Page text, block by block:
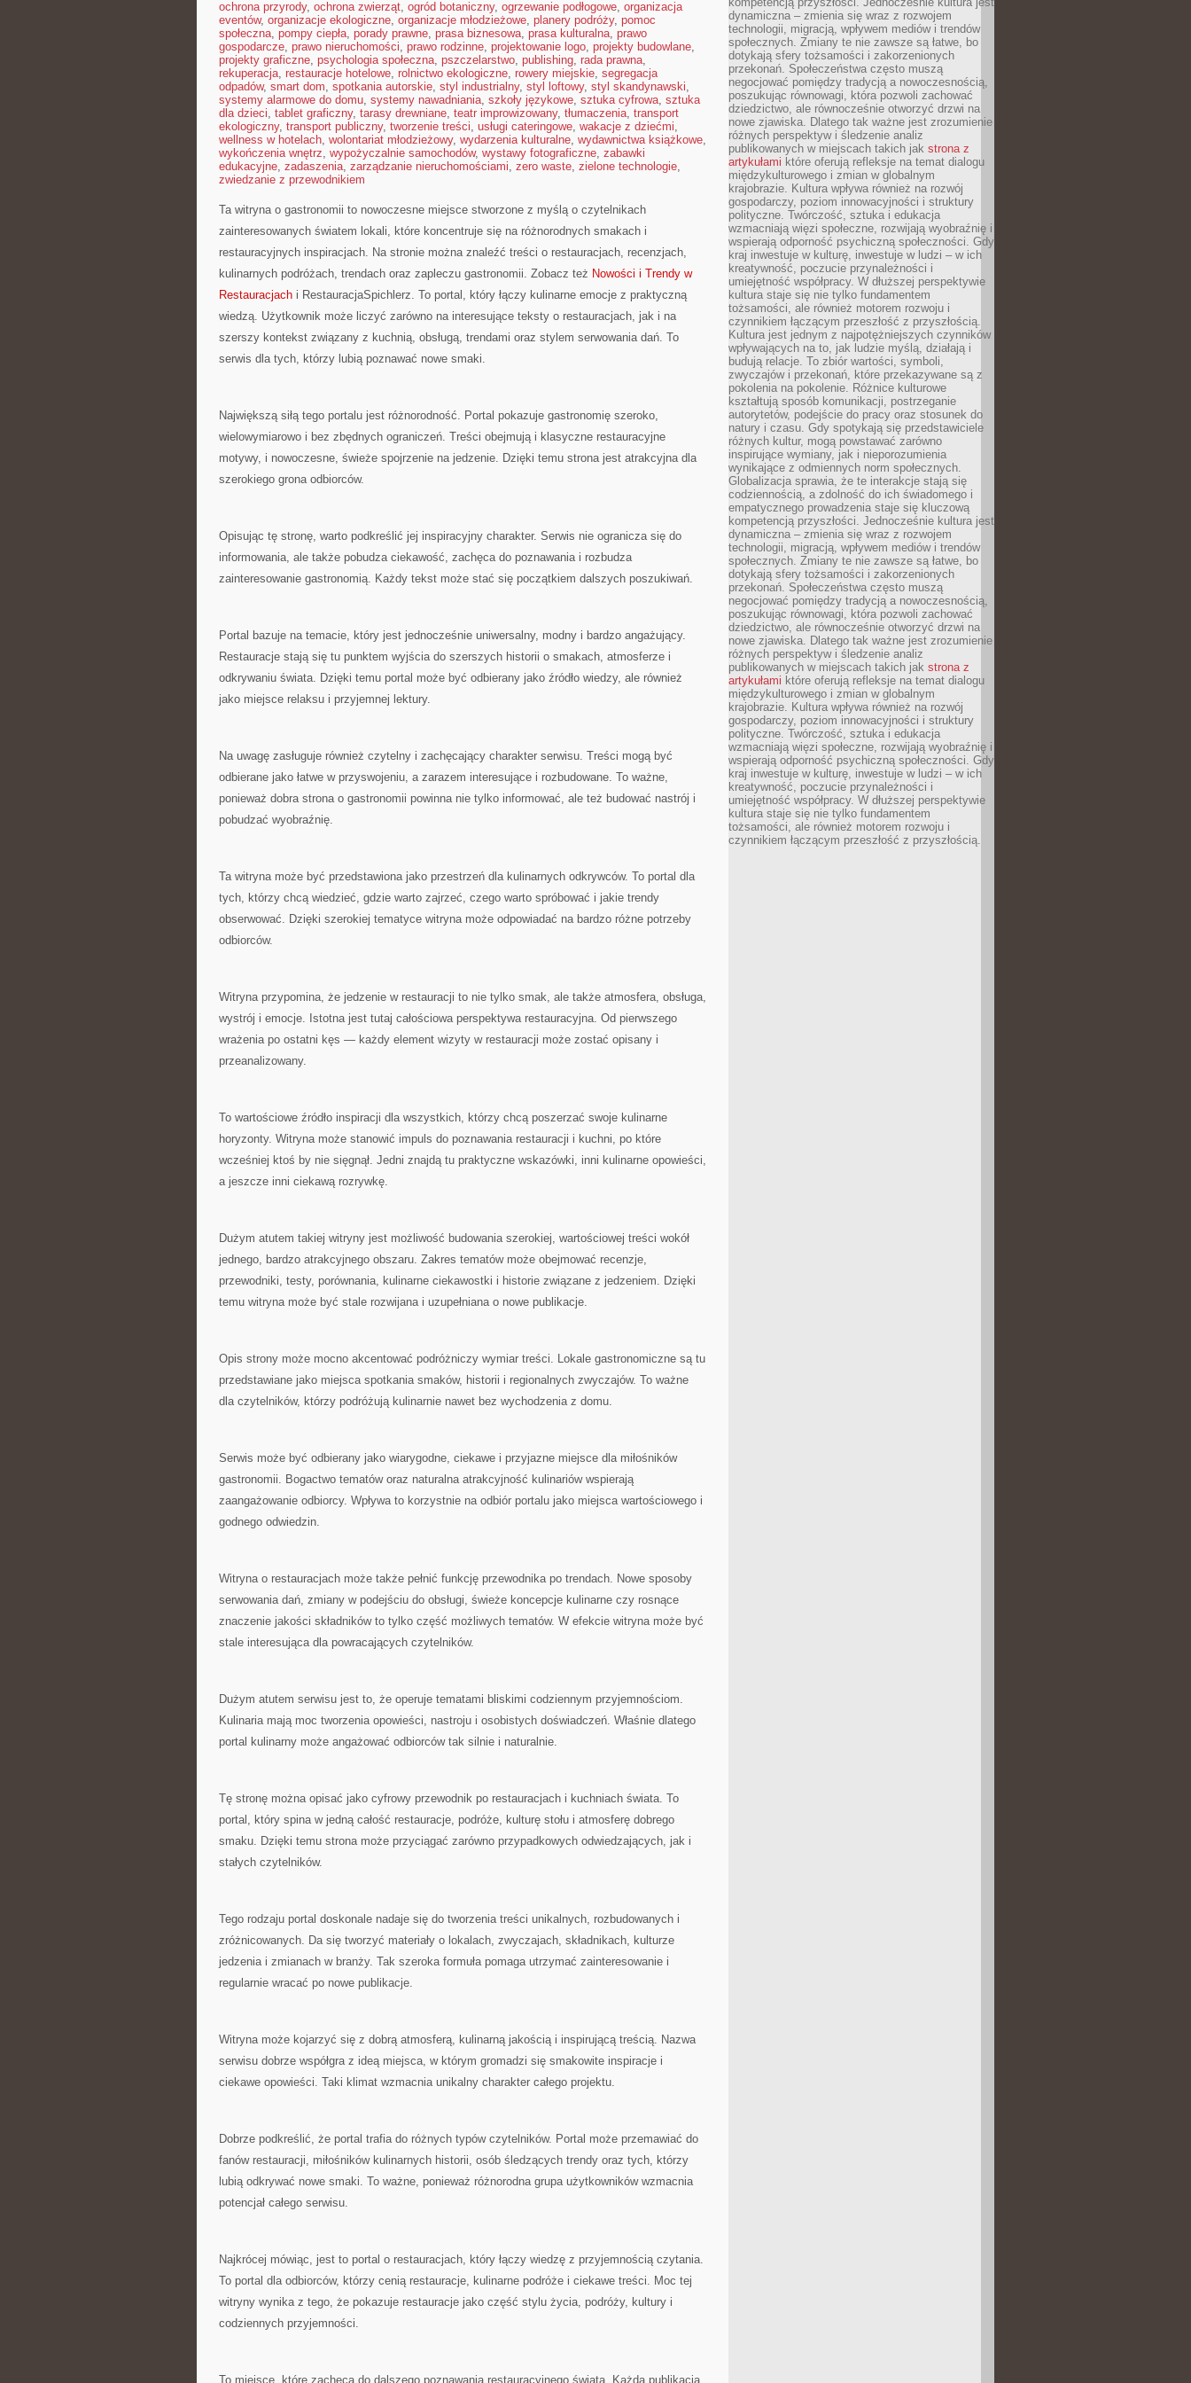
ochrona przyrody, ochrona zwierząt, ogród botaniczny, ogrzewanie podłogowe, organizacja
eventów, organizacje ekologiczne, organizacje młodzieżowe, planery podróży, pomoc
społeczna, pompy ciepła, porady prawne, prasa biznesowa, prasa kulturalna, prawo
gospodarcze, prawo nieruchomości, prawo rodzinne, projektowanie logo, projekty budowlane,
projekty graficzne, psychologia społeczna, pszczelarstwo, publishing, rada prawna,
rekuperacja, restauracje hotelowe, rolnictwo ekologiczne, rowery miejskie, segregacja
odpadów, smart dom, spotkania autorskie, styl industrialny, styl loftowy, styl skandynawski,
systemy alarmowe do domu, systemy nawadniania, szkoły językowe, sztuka cyfrowa, sztuka
dla dzieci, tablet graficzny, tarasy drewniane, teatr improwizowany, tłumaczenia, transport
ekologiczny, transport publiczny, tworzenie treści, usługi cateringowe, wakacje z dziećmi,
wellness w hotelach, wolontariat młodzieżowy, wydarzenia kulturalne, wydawnictwa książkowe,
wykończenia wnętrz, wypożyczalnie samochodów, wystawy fotograficzne, zabawki
edukacyjne, zadaszenia, zarządzanie nieruchomościami, zero waste, zielone technologie,
zwiedzanie z przewodnikiem
Ta witryna o gastronomii to nowoczesne miejsce stworzone z myślą o czytelnikach
zainteresowanych światem lokali, które koncentruje się na różnorodnych smakach i
restauracyjnych inspiracjach. Na stronie można znaleźć treści o restauracjach, recenzjach,
kulinarnych podróżach, trendach oraz zapleczu gastronomii. Zobacz też Nowości i Trendy w
Restauracjach i RestauracjaSpichlerz. To portal, który łączy kulinarne emocje z praktyczną
wiedzą. Użytkownik może liczyć zarówno na interesujące teksty o restauracjach, jak i na
szerszy kontekst związany z kuchnią, obsługą, trendami oraz stylem serwowania dań. To
serwis dla tych, którzy lubią poznawać nowe smaki.
Największą siłą tego portalu jest różnorodność. Portal pokazuje gastronomię szeroko,
wielowymiarowo i bez zbędnych ograniczeń. Treści obejmują i klasyczne restauracyjne
motywy, i nowoczesne, świeże spojrzenie na jedzenie. Dzięki temu strona jest atrakcyjna dla
szerokiego grona odbiorców.
Opisując tę stronę, warto podkreślić jej inspiracyjny charakter. Serwis nie ogranicza się do
informowania, ale także pobudza ciekawość, zachęca do poznawania i rozbudza
zainteresowanie gastronomią. Każdy tekst może stać się początkiem dalszych poszukiwań.
Portal bazuje na temacie, który jest jednocześnie uniwersalny, modny i bardzo angażujący.
Restauracje stają się tu punktem wyjścia do szerszych historii o smakach, atmosferze i
odkrywaniu świata. Dzięki temu portal może być odbierany jako źródło wiedzy, ale również
jako miejsce relaksu i przyjemnej lektury.
Na uwagę zasługuje również czytelny i zachęcający charakter serwisu. Treści mogą być
odbierane jako łatwe w przyswojeniu, a zarazem interesujące i rozbudowane. To ważne,
ponieważ dobra strona o gastronomii powinna nie tylko informować, ale też budować nastrój i
pobudzać wyobraźnię.
Ta witryna może być przedstawiona jako przestrzeń dla kulinarnych odkrywców. To portal dla
tych, którzy chcą wiedzieć, gdzie warto zajrzeć, czego warto spróbować i jakie trendy
obserwować. Dzięki szerokiej tematyce witryna może odpowiadać na bardzo różne potrzeby
odbiorców.
Witryna przypomina, że jedzenie w restauracji to nie tylko smak, ale także atmosfera, obsługa,
wystrój i emocje. Istotna jest tutaj całościowa perspektywa restauracyjna. Od pierwszego
wrażenia po ostatni kęs — każdy element wizyty w restauracji może zostać opisany i
przeanalizowany.
To wartościowe źródło inspiracji dla wszystkich, którzy chcą poszerzać swoje kulinarne
horyzonty. Witryna może stanowić impuls do poznawania restauracji i kuchni, po które
wcześniej ktoś by nie sięgnął. Jedni znajdą tu praktyczne wskazówki, inni kulinarne opowieści,
a jeszcze inni ciekawą rozrywkę.
Dużym atutem takiej witryny jest możliwość budowania szerokiej, wartościowej treści wokół
jednego, bardzo atrakcyjnego obszaru. Zakres tematów może obejmować recenzje,
przewodniki, testy, porównania, kulinarne ciekawostki i historie związane z jedzeniem. Dzięki
temu witryna może być stale rozwijana i uzupełniana o nowe publikacje.
Opis strony może mocno akcentować podróżniczy wymiar treści. Lokale gastronomiczne są tu
przedstawiane jako miejsca spotkania smaków, historii i regionalnych zwyczajów. To ważne
dla czytelników, którzy podróżują kulinarnie nawet bez wychodzenia z domu.
Serwis może być odbierany jako wiarygodne, ciekawe i przyjazne miejsce dla miłośników
gastronomii. Bogactwo tematów oraz naturalna atrakcyjność kulinariów wspierają
zaangażowanie odbiorcy. Wpływa to korzystnie na odbiór portalu jako miejsca wartościowego i
godnego odwiedzin.
Witryna o restauracjach może także pełnić funkcję przewodnika po trendach. Nowe sposoby
serwowania dań, zmiany w podejściu do obsługi, świeże koncepcje kulinarne czy rosnące
znaczenie jakości składników to tylko część możliwych tematów. W efekcie witryna może być
stale interesująca dla powracających czytelników.
Dużym atutem serwisu jest to, że operuje tematami bliskimi codziennym przyjemnościom.
Kulinaria mają moc tworzenia opowieści, nastroju i osobistych doświadczeń. Właśnie dlatego
portal kulinarny może angażować odbiorców tak silnie i naturalnie.
Tę stronę można opisać jako cyfrowy przewodnik po restauracjach i kuchniach świata. To
portal, który spina w jedną całość restauracje, podróże, kulturę stołu i atmosferę dobrego
smaku. Dzięki temu strona może przyciągać zarówno przypadkowych odwiedzających, jak i
stałych czytelników.
Tego rodzaju portal doskonale nadaje się do tworzenia treści unikalnych, rozbudowanych i
zróżnicowanych. Da się tworzyć materiały o lokalach, zwyczajach, składnikach, kulturze
jedzenia i zmianach w branży. Tak szeroka formuła pomaga utrzymać zainteresowanie i
regularnie wracać po nowe publikacje.
Witryna może kojarzyć się z dobrą atmosferą, kulinarną jakością i inspirującą treścią. Nazwa
serwisu dobrze współgra z ideą miejsca, w którym gromadzi się smakowite inspiracje i
ciekawe opowieści. Taki klimat wzmacnia unikalny charakter całego projektu.
Dobrze podkreślić, że portal trafia do różnych typów czytelników. Portal może przemawiać do
fanów restauracji, miłośników kulinarnych historii, osób śledzących trendy oraz tych, którzy
lubią odkrywać nowe smaki. To ważne, ponieważ różnorodna grupa użytkowników wzmacnia
potencjał całego serwisu.
Najkrócej mówiąc, jest to portal o restauracjach, który łączy wiedzę z przyjemnością czytania.
To portal dla odbiorców, którzy cenią restauracje, kulinarne podróże i ciekawe treści. Moc tej
witryny wynika z tego, że pokazuje restauracje jako część stylu życia, podróży, kultury i
codziennych przyjemności.
To miejsce, które zachęca do dalszego poznawania restauracyjnego świata. Każda publikacja
dynamiczna – zmienia się wraz z rozwojem
technologii, migracją, wpływem mediów i trendów
społecznych. Zmiany te nie zawsze są łatwe, bo
dotykają sfery tożsamości i zakorzenionych
przekonań. Społeczeństwa często muszą
negocjować pomiędzy tradycją a nowoczesnością,
poszukując równowagi, która pozwoli zachować
dziedzictwo, ale równocześnie otworzyć drzwi na
nowe zjawiska. Dlatego tak ważne jest zrozumienie
różnych perspektyw i śledzenie analiz
publikowanych w miejscach takich jak strona z
artykułami które oferują refleksje na temat dialogu
międzykulturowego i zmian w globalnym
krajobrazie. Kultura wpływa również na rozwój
gospodarczy, poziom innowacyjności i struktury
polityczne. Twórczość, sztuka i edukacja
wzmacniają więzi społeczne, rozwijają wyobraźnię i
wspierają odporność psychiczną społeczności. Gdy
kraj inwestuje w kulturę, inwestuje w ludzi – w ich
kreatywność, poczucie przynależności i
umiejętność współpracy. W dłuższej perspektywie
kultura staje się nie tylko fundamentem
tożsamości, ale również motorem rozwoju i
czynnikiem łączącym przeszłość z przyszłością.
Kultura jest jednym z najpotężniejszych czynników
wpływających na to, jak ludzie myślą, działają i
budują relacje. To zbiór wartości, symboli,
zwyczajów i przekonań, które przekazywane są z
pokolenia na pokolenie. Różnice kulturowe
kształtują sposób komunikacji, postrzeganie
autorytetów, podejście do pracy oraz stosunek do
natury i czasu. Gdy spotykają się przedstawiciele
różnych kultur, mogą powstawać zarówno
inspirujące wymiany, jak i nieporozumienia
wynikające z odmiennych norm społecznych.
Globalizacja sprawia, że te interakcje stają się
codziennością, a zdolność do ich świadomego i
empatycznego prowadzenia staje się kluczową
kompetencją przyszłości. Jednocześnie kultura jest
dynamiczna – zmienia się wraz z rozwojem
technologii, migracją, wpływem mediów i trendów
społecznych. Zmiany te nie zawsze są łatwe, bo
dotykają sfery tożsamości i zakorzenionych
przekonań. Społeczeństwa często muszą
negocjować pomiędzy tradycją a nowoczesnością,
poszukując równowagi, która pozwoli zachować
dziedzictwo, ale równocześnie otworzyć drzwi na
nowe zjawiska. Dlatego tak ważne jest zrozumienie
różnych perspektyw i śledzenie analiz
publikowanych w miejscach takich jak strona z
artykułami które oferują refleksje na temat dialogu
międzykulturowego i zmian w globalnym
krajobrazie. Kultura wpływa również na rozwój
gospodarczy, poziom innowacyjności i struktury
polityczne. Twórczość, sztuka i edukacja
wzmacniają więzi społeczne, rozwijają wyobraźnię i
wspierają odporność psychiczną społeczności. Gdy
kraj inwestuje w kulturę, inwestuje w ludzi – w ich
kreatywność, poczucie przynależności i
umiejętność współpracy. W dłuższej perspektywie
kultura staje się nie tylko fundamentem
tożsamości, ale również motorem rozwoju i
czynnikiem łączącym przeszłość z przyszłością.